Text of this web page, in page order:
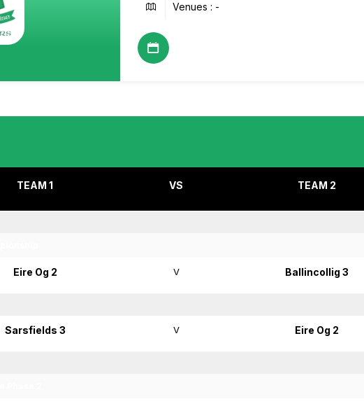
Venues : -
TEAM 1 VS TEAM 2
Eire Og 2 V Ballincollig 3
Sarsfields 3 V Eire Og 2